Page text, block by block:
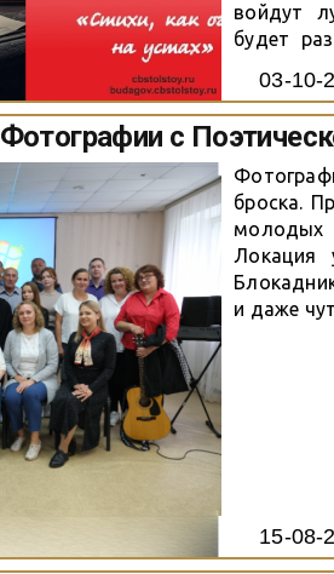
войдут
будет
конкурс
земляков
03-10-
Фотографии с
броска.
молодых
Локация
и даже
15-08-